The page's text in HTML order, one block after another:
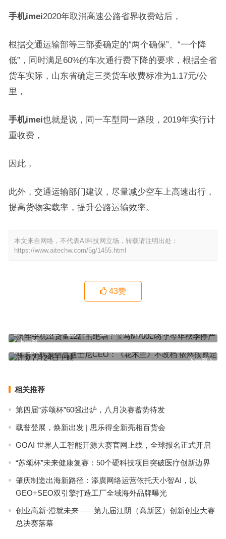
手机imei2020年取消高速公路省界收费站后，
根据交通运输部等三部委确定的“两个确保”、“一个降
低”，同时满足60%的车次通行费下降的要求，根据全省
货车实际，山东省确定三类货车收费标准为1.17元/公
里，
手机imei也就是说，同一车型同一路段，2019年实行计
重收费，
因此，
此外，交通运输部门建议，尽量减少空车上高速出行，
提高货物实载率，提升公路运输效率。
本文来自网络，不代表AI科技网立场，转载请注明出处：
https://www.aitechw.com/5g/1455.html
43赞
上一篇
历年手机出货量12缸的绝唱！宝马M760Li将于今年秋季停产
下一篇
苹果手机发信息迪士尼CEO：《花木兰》不改档 依然按原定计划7月
24日上映
相关推荐
第四届“苏颂杯”60强出炉，八月决赛蓄势待发
载誉登展，焕新出发 | 思乐得全新亮相百货会
GOAI 世界人工智能开源大赛官网上线，全球报名正式开启
“苏颂杯”未来健康复赛：50个硬科技项目突破医疗创新边界
肇庆制造出海新路径：添廣网络运营依托天小智AI，以
GEO+SEO双引擎打造工厂全域海外品牌曝光
创业高新·澄就未来——第九届江阴（高新区）创新创业大赛
总决赛落幕